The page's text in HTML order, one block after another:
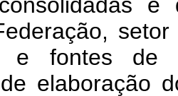
e fontes de
elaboração